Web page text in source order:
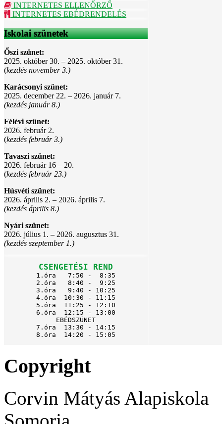
INTERNETES ELLENŐRZŐ
INTERNETES EBÉDRENDELÉS
Iskolai szünetek
Őszi szünet:
2025. október 30. – 2025. október 31.
(kezdés november 3.)
Karácsonyi szünet:
2025. december 22. – 2026. január 7.
(kezdés január 8.)
Félévi szünet:
2026. február 2.
(kezdés február 3.)
Tavaszi szünet:
2026. február 16 – 20.
(kezdés február 23.)
Húsvéti szünet:
2026. április 2. – 2026. április 7.
(kezdés április 8.)
Nyári szünet:
2026. július 1. – 2026. augusztus 31.
(kezdés szeptember 1.)
CSENGETÉSI REND
1.óra   7:50 -  8:35
2.óra   8:40 -  9:25
3.óra   9:40 - 10:25
4.óra  10:30 - 11:15
5.óra  11:25 - 12:10
6.óra  12:15 - 13:00
EBÉDSZÜNET
7.óra  13:30 - 14:15
8.óra  14:20 - 15:05
Copyright
Corvin Mátyás Alapiskola